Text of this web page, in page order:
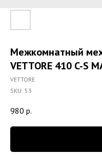
Межкомнатный
VETTORE 410 C-S
VETTORE
SKU: 53
980 р.